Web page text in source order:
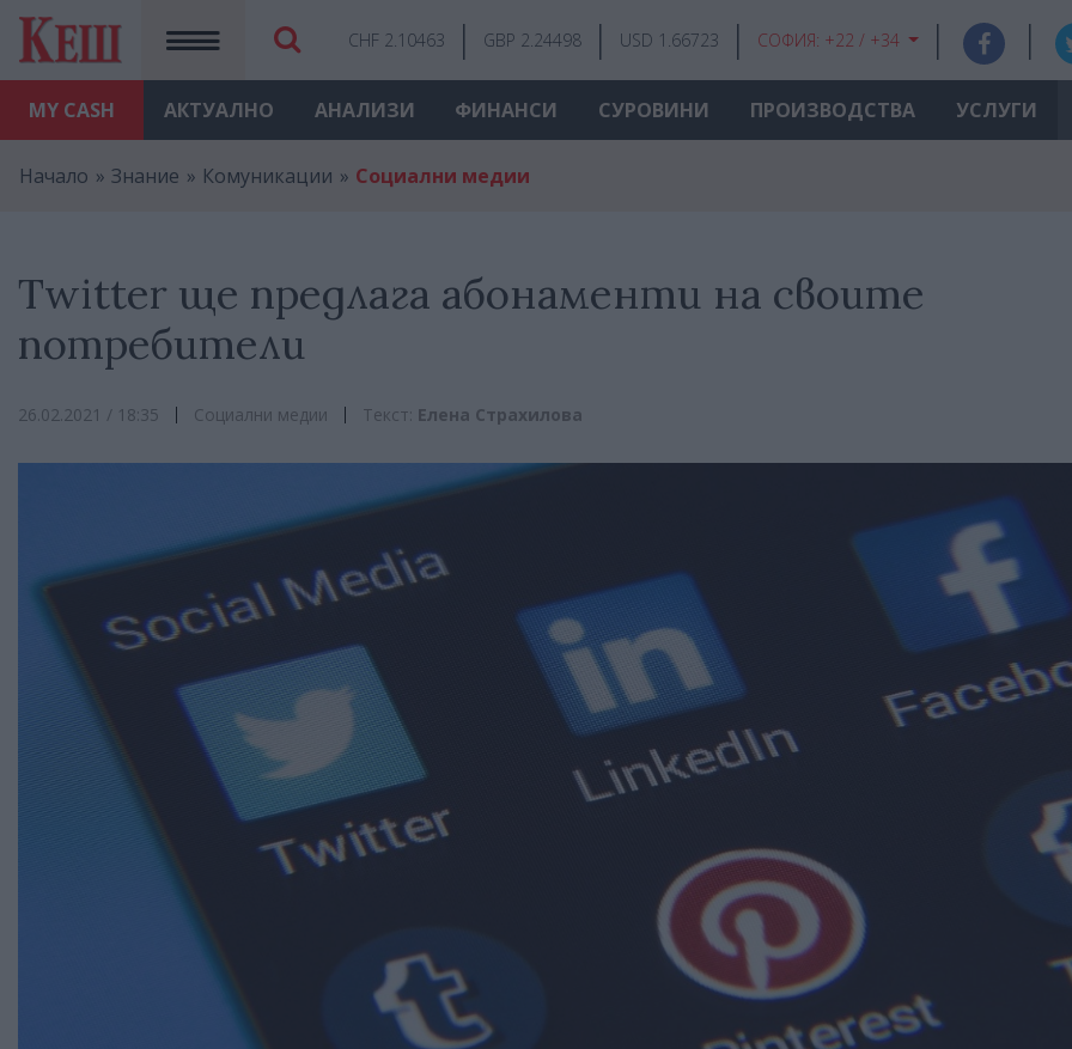
MY CASH
CHF 2.10463 GBP 2.24498 USD 1.66723 СОФИЯ: +22 / +34
АКТУАЛНО АНАЛИЗИ ФИНАНСИ СУРОВИНИ ПРОИЗВОДСТВА УСЛУГИ
Начало Знание Комуникации Социални медии
Twitter ще предлага абонаменти на своите
потребители
26.02.2021 / 18:35 Социални медии Текст: Елена Страхилова